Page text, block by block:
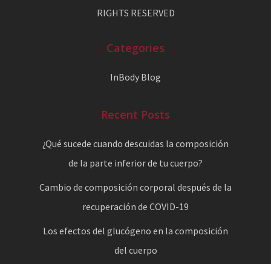
RIGHTS RESERVED
Categories
InBody Blog
Recent Posts
¿Qué sucede cuando descuidas la composición
de la parte inferior de tu cuerpo?
Cambio de composición corporal después de la
recuperación de COVID-19
Los efectos del glucógeno en la composición
del cuerpo